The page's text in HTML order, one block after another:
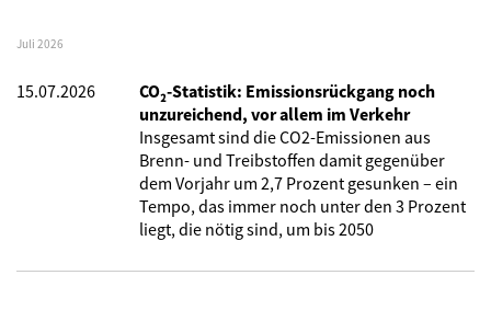
Juli 2026
15.07.2026
CO₂-Statistik: Emissionsrückgang noch
unzureichend, vor allem im Verkehr
Insgesamt sind die CO2-Emissionen aus
Brenn- und Treibstoffen damit gegenüber
dem Vorjahr um 2,7 Prozent gesunken – ein
Tempo, das immer noch unter den 3 Prozent
liegt, die nötig sind, um bis 2050